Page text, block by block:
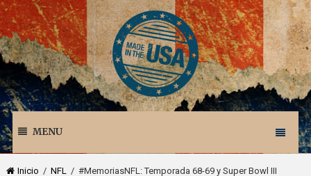
MENU
Inicio / NFL/ #MemoriasNFL: Temporada 68-69 y Super Bowl III